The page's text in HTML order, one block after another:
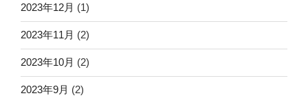
2023年12月 (1)
2023年11月 (2)
2023年10月 (2)
2023年9月 (2)